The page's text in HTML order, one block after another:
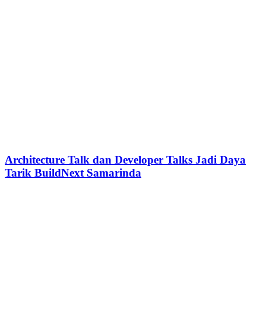
Architecture Talk dan Developer Talks Jadi Daya
Tarik BuildNext Samarinda